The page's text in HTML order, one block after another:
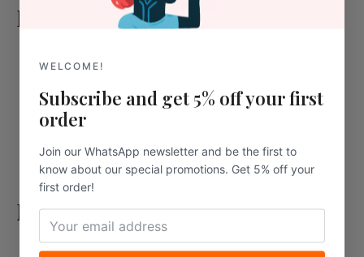
Informations techniques
Lunghezza
Larghezza : 16 cm
Materiale
Matériaux
WELCOME!
Subscribe and get 5% off your first
order
Join our WhatsApp newsletter and be the first to
know about our special promotions. Get 5% off your
first order!